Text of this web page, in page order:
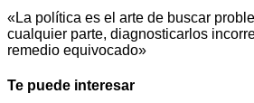
«La política es el arte de buscar
cualquier parte, diagnosticarlos
remedio equivocado»
Te puede interesar